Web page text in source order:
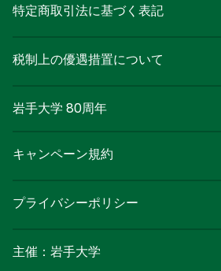
特定商取引法に基づく表記
税制上の優遇措置について
岩手大学 80周年
キャンペーン規約
プライバシーポリシー
主催：岩手大学